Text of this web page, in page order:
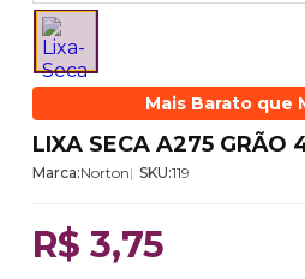
Mais Barato que
LIXA SECA A275 GRÃO
Marca:Norton SKU:119
R$ 3,75